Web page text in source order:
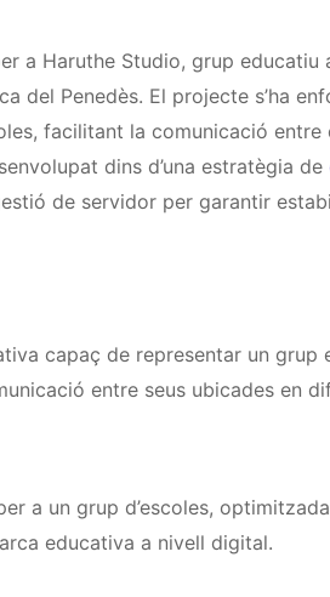
a Haruthe Studio, grup educatiu
del Penedès. El projecte s’ha
facilitant la comunicació
dins d’una estratègia de
de servidor per garantir
capaç de representar un
entre seus ubicades en
a un grup d’escoles,
educativa a nivell digital.